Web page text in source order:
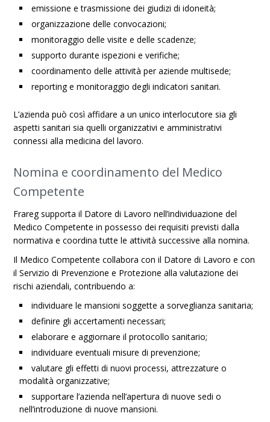
emissione e trasmissione dei giudizi di idoneità;
organizzazione delle convocazioni;
monitoraggio delle visite e delle scadenze;
supporto durante ispezioni e verifiche;
coordinamento delle attività per aziende multisede;
reporting e monitoraggio degli indicatori sanitari.
L’azienda può così affidare a un unico interlocutore sia gli
aspetti sanitari sia quelli organizzativi e amministrativi
connessi alla medicina del lavoro.
Nomina e coordinamento del Medico
Competente
Frareg supporta il Datore di Lavoro nell’individuazione del
Medico Competente in possesso dei requisiti previsti dalla
normativa e coordina tutte le attività successive alla nomina.
Il Medico Competente collabora con il Datore di Lavoro e con
il Servizio di Prevenzione e Protezione alla valutazione dei
rischi aziendali, contribuendo a:
individuare le mansioni soggette a sorveglianza sanitaria;
definire gli accertamenti necessari;
elaborare e aggiornare il protocollo sanitario;
individuare eventuali misure di prevenzione;
valutare gli effetti di nuovi processi, attrezzature o
modalità organizzative;
supportare l’azienda nell’apertura di nuove sedi o
nell’introduzione di nuove mansioni.